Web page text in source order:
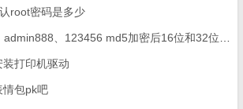
root密码是多少
、123456 md5加密后16位和32位代码
打印机驱动
情包pk吧